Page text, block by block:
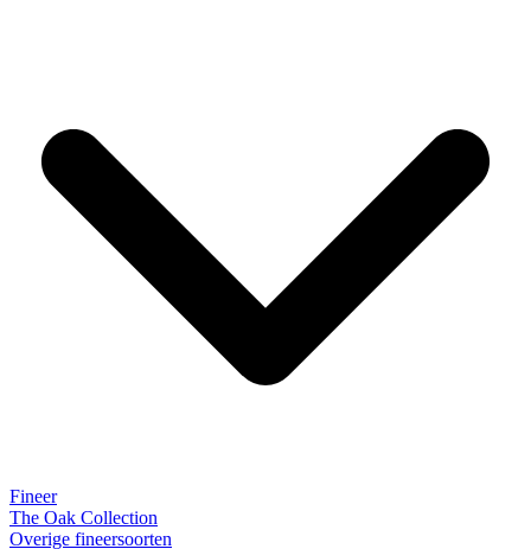
Fineer
The Oak Collection
Overige fineersoorten